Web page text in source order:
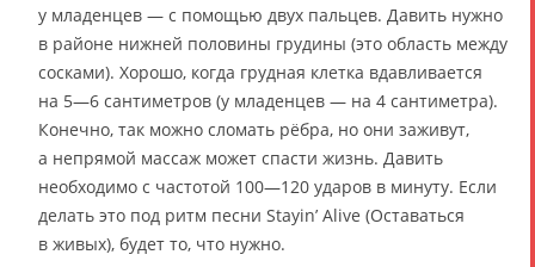
у младенцев — с помощью двух пальцев. Давить нужно
в районе нижней половины грудины (это область между
сосками). Хорошо, когда грудная клетка вдавливается
на 5—6 сантиметров (у младенцев — на 4 сантиметра).
Конечно, так можно сломать рёбра, но они заживут,
а непрямой массаж может спасти жизнь. Давить
необходимо с частотой 100—120 ударов в минуту. Если
делать это под ритм песни Stayin’ Alive (Оставаться
в живых), будет то, что нужно.